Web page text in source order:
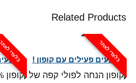
Related Products
בלעדי לאתר
מבצעים פעילים עם קופון !
קופון הנחה לפולי קפה של
בלעדי